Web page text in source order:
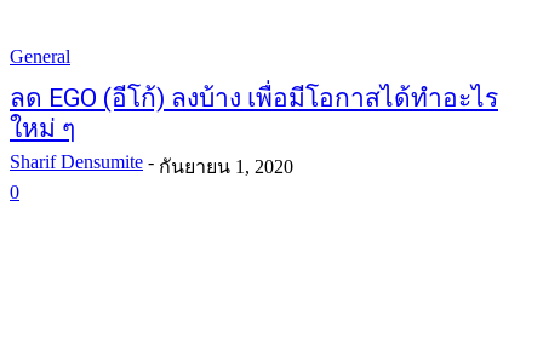
General
ลด EGO (อีโก้) ลงบ้าง เพื่อมีโอกาสได้ทำอะไร
ใหม่ ๆ
Sharif Densumite - กันยายน 1, 2020
0